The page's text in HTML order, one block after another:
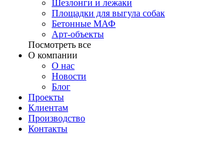
Шезлонги и лежаки
Площадки для выгула собак
Бетонные МАФ
Арт-объекты
Посмотреть все
О компании
О нас
Новости
Блог
Проекты
Клиентам
Производство
Контакты